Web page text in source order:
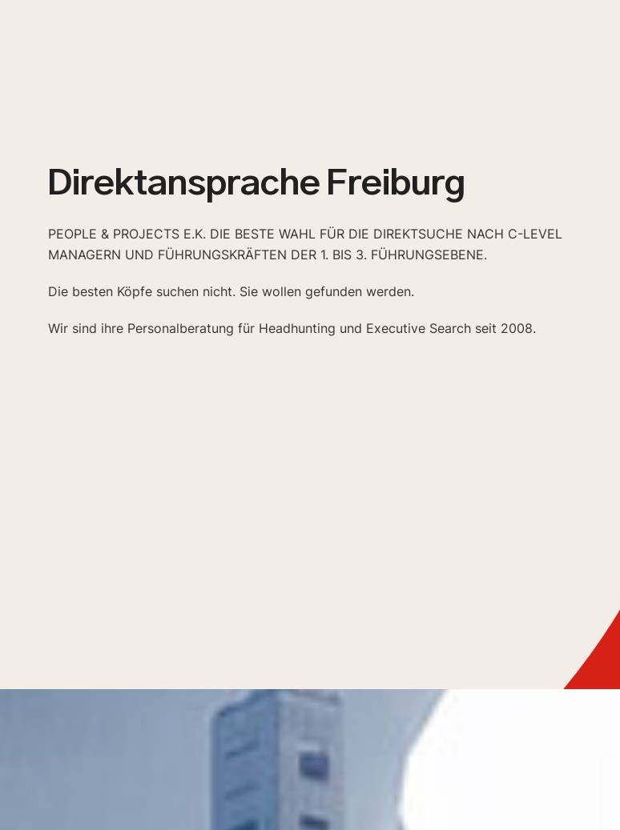
Direktansprache Freiburg
PEOPLE & PROJECTS E.K. DIE BESTE WAHL FÜR DIE DIREKTSUCHE NACH C-LEVEL
MANAGERN UND FÜHRUNGSKRÄFTEN DER 1. BIS 3. FÜHRUNGSEBENE.
Die besten Köpfe suchen nicht. Sie wollen gefunden werden.
Wir sind ihre Personalberatung für Headhunting und Executive Search seit 2008.